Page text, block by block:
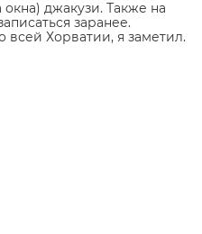
джакузи. Также на
заранее.
всей Хорватии, я заметил.